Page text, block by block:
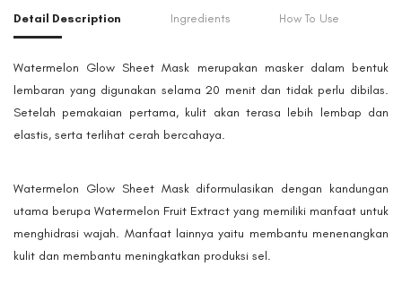
Detail Description Ingredients How To Use
Watermelon Glow Sheet Mask merupakan masker dalam bentuk
lembaran yang digunakan selama 20 menit dan tidak perlu dibilas.
Setelah pemakaian pertama, kulit akan terasa lebih lembap dan
elastis, serta terlihat cerah bercahaya.
Watermelon Glow Sheet Mask diformulasikan dengan kandungan
utama berupa Watermelon Fruit Extract yang memiliki manfaat untuk
menghidrasi wajah. Manfaat lainnya yaitu membantu menenangkan
kulit dan membantu meningkatkan produksi sel.